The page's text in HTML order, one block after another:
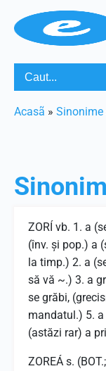
Acasã » Sinonime
ZORÍ vb. 1. a
(înv. şi pop.) a
la timp.) 2. a
să vă ~.) 3. a
se grăbi,
mandatul.) 5. a
(astăzi rar) a
ZOREÁ s.